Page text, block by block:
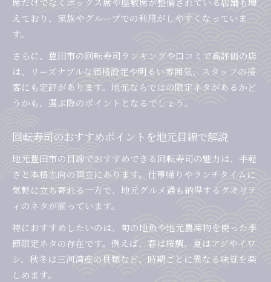
えており、家族やグループでの利用がしやすくなっていま
す。
さらに、豊田市の回転寿司ランキングや口コミで高評価の店
は、リーズナブルな価格設定や明るい雰囲気、スタッフの接
客にも定評があります。地元ならではの限定ネタがあるかど
うかも、選ぶ際のポイントとなるでしょう。
回転寿司のおすすめポイントを地元目線で解説
地元豊田市の目線でおすすめできる回転寿司の魅力は、手軽
さと本格志向の両立にあります。仕事帰りやランチタイムに
気軽に立ち寄れる一方で、地元グルメ通も納得するクオリテ
ィのネタが揃っています。
特におすすめしたいのは、旬の地魚や地元農産物を使った季
節限定ネタの存在です。例えば、春は桜鯛、夏はアジやイワ
シ、秋冬は三河湾産の貝類など、時期ごとに異なる味覚を楽
しめます。